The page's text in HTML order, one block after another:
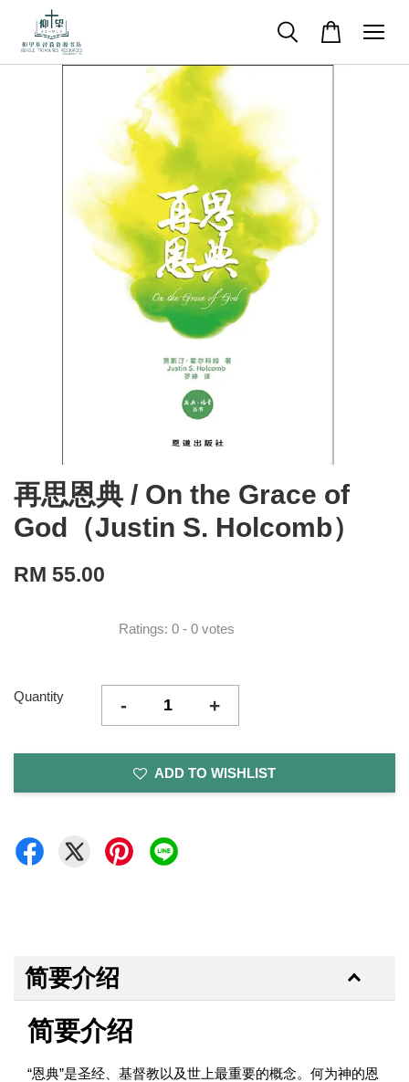
再思恩典 / On the Grace of
God（Justin S. Holcomb）
RM 55.00
Ratings: 0 - 0 votes
Quantity - +
ADD TO WISHLIST
简要介绍
简要介绍
“恩典”是圣经、基督教以及世上最重要的概念。何为神的恩